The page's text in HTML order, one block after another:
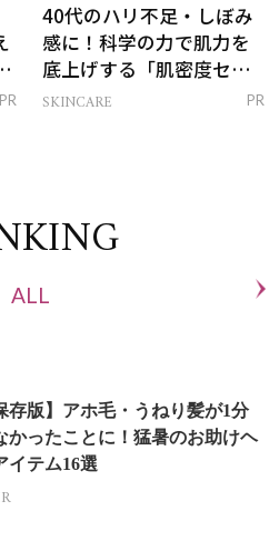
PR
40代のハリ不足・しぼみ
感に！科学の力で肌力を
底上げする「肌密度セラ
ム」
SKINCARE PR
ALL
存版】アホ毛・うねり髪が1分
かったことに！猛暑のお助けヘ
イテム16選